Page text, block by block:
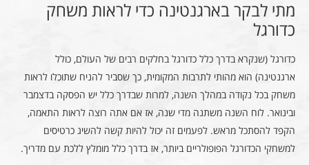
מתי לבקר בארגנטינה כדי לראות משחק
כדורגל
כדורגל (שנקרא בדרך כלל כדורגל בחלקים רבים של העולם, כולל
ארגנטינה) הוא מהותי לתרבות המקומית, כך שסביר להניח שתוכלו לראות
משחק בכל נקודה במהלך השנה, למרות שבדרך כלל יש הפסקה בדצמבר
ובינואר. לוח השנה משתנה מדי שנה, אז אם אתה רוצה לראות התאמה,
הקפד להסתכל מראש. לפעמים זה יכול להיות קשה להשיג כרטיסים
למשחקי הכדורגל הפופולריים ביותר, אז בדרך כלל מומלץ ללכת עם מדריך.